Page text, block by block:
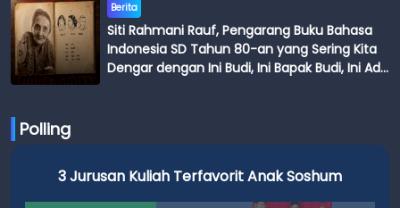
Berita
Siti Rahmani Rauf, Pengarang Buku Bahasa
Indonesia SD Tahun 80-an yang Sering Kita
Dengar dengan Ini Budi, Ini Bapak Budi, Ini Adik
Polling
3 Jurusan Kuliah Terfavorit Anak Soshum